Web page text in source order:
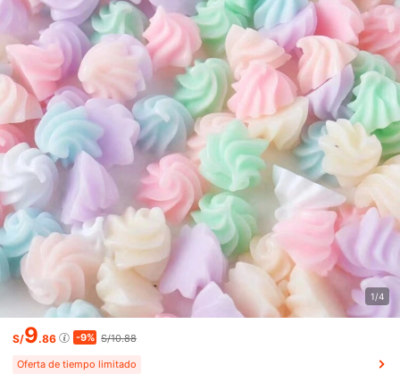
1/4
S/9.86 -9% S/10.88
Oferta de tiempo limitado